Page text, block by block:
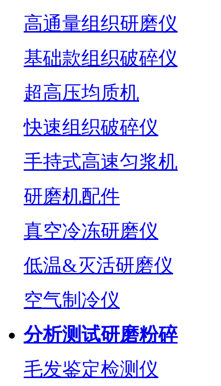
高通量组织研磨仪
基础款组织破碎仪
超高压均质机
快速组织破碎仪
手持式高速匀浆机
研磨机配件
真空冷冻研磨仪
低温&灭活研磨仪
空气制冷仪
分析测试研磨粉碎
毛发鉴定检测仪